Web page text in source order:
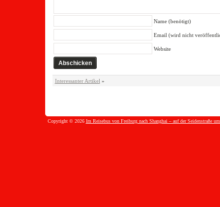
Name (benötigt)
Email (wird nicht
Website
Interessanter Artikel »
Copyright © 2026 Im Reisebus von Freiburg nach Shanghai – auf der Seidenstraße